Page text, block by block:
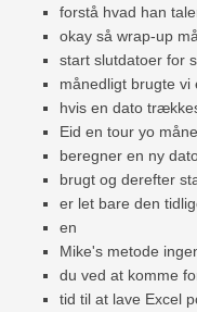
forstå hvad han
okay så wrap-up
start slutdatoer for
månedligt brugte vi
hvis en dato
Eid en tour yo
beregner en ny
brugt og derefter
er let bare den
en
Mike's metode
du ved at komme
tid til at lave Excel